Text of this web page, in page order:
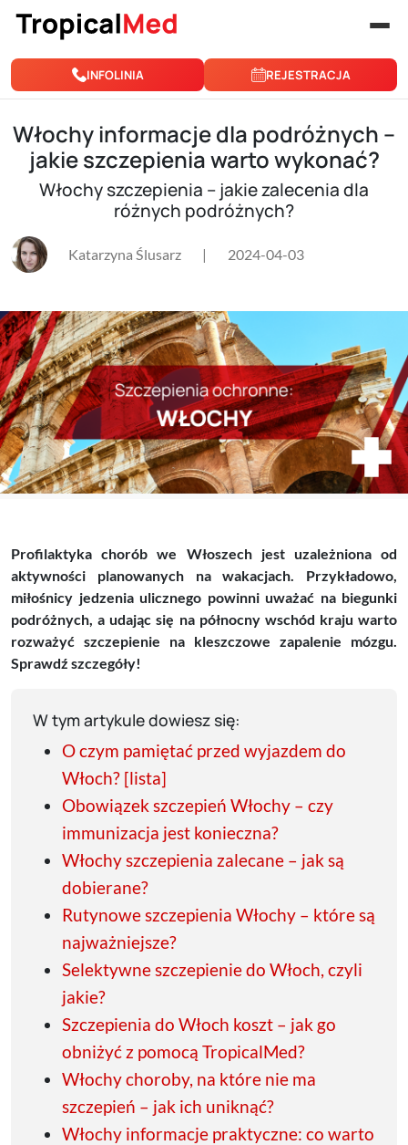
Przejdź do treści
INFOLINIA REJESTRACJA
Włochy informacje dla podróżnych –
jakie szczepienia warto wykonać?
Włochy szczepienia – jakie zalecenia dla
różnych podróżnych?
Katarzyna Ślusarz | 2024-04-03
Profilaktyka chorób we Włoszech jest uzależniona od
aktywności planowanych na wakacjach. Przykładowo,
miłośnicy jedzenia ulicznego powinni uważać na biegunki
podróżnych, a udając się na północny wschód kraju warto
rozważyć szczepienie na kleszczowe zapalenie mózgu.
Sprawdź szczegóły!
W tym artykule dowiesz się:
O czym pamiętać przed wyjazdem do
Włoch? [lista]
Obowiązek szczepień Włochy – czy
immunizacja jest konieczna?
Włochy szczepienia zalecane – jak są
dobierane?
Rutynowe szczepienia Włochy – które są
najważniejsze?
Selektywne szczepienie do Włoch, czyli
jakie?
Szczepienia do Włoch koszt – jak go
obniżyć z pomocą TropicalMed?
Włochy choroby, na które nie ma
szczepień – jak ich uniknąć?
Włochy informacje praktyczne: co warto